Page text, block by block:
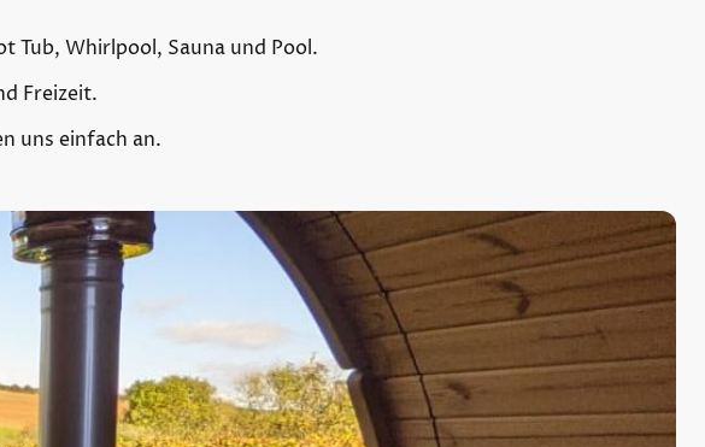
Tub, Whirlpool, Sauna und Pool.
Freizeit.
uns einfach an.